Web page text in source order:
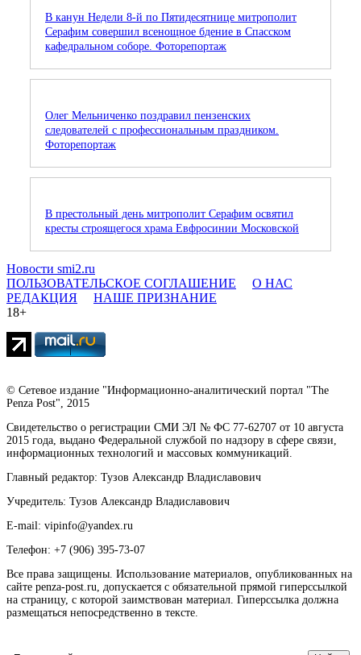
В канун Недели 8-й по Пятидесятнице митрополит
Серафим совершил всенощное бдение в Спасском
кафедральном соборе. Фоторепортаж
Олег Мельниченко поздравил пензенских
следователей с профессиональным праздником.
Фоторепортаж
В престольный день митрополит Серафим освятил
кресты строящегося храма Евфросинии Московской
Новости smi2.ru
ПОЛЬЗОВАТЕЛЬСКОЕ СОГЛАШЕНИЕ
О НАС
РЕДАКЦИЯ
НАШЕ ПРИЗНАНИЕ
18+
© Сетевое издание "Информационно-аналитический портал "The
Penza Post", 2015
Свидетельство о регистрации СМИ ЭЛ № ФС 77-62707 от 10 августа
2015 года, выдано Федеральной службой по надзору в сфере связи,
информационных технологий и массовых коммуникаций.
Главный редактор: Тузов Александр Владиславович
Учредитель: Тузов Александр Владиславович
E-mail: vipinfo@yandex.ru
Телефон: +7 (906) 395-73-07
Все права защищены. Использование материалов, опубликованных на
сайте penza-post.ru, допускается с обязательной прямой гиперссылкой
на страницу, с которой заимствован материал. Гиперссылка должна
размещаться непосредственно в тексте.